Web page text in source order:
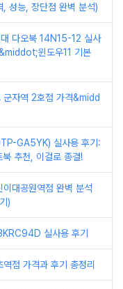
성능, 장단점 완벽 분석)
다오북 14N15-12 실사
윈도우11 기본
군자역 2호점 가격&midd
GA5YK) 실사용 후기:
추천, 이걸로 종결!
대공원역점 완벽 분석
)
실사용 후기
점 가격과 후기 총정리